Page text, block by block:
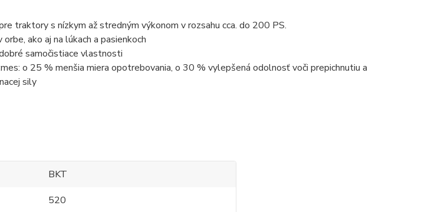
traktory s nízkym až stredným výkonom v rozsahu cca. do 200 PS.
ako aj na lúkach a pasienkoch
samočistiace vlastnosti
o 25 % menšia miera opotrebovania, o 30 % vylepšená odolnosť voči prepichnutiu a
sily
BKT
520